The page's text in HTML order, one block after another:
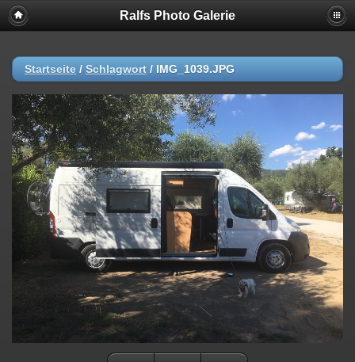
Ralfs Photo Galerie
Startseite / Schlagwort / IMG_1039.JPG